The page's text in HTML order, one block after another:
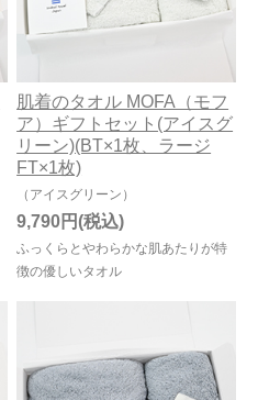
肌着のタオル MOFA（モフ
ア）ギフトセット(アイスグ
リーン)(BT×1枚、ラージ
FT×1枚)
（アイスグリーン）
ふっくらとやわらかな肌あたりが特
徴の優しいタオル
9,790円